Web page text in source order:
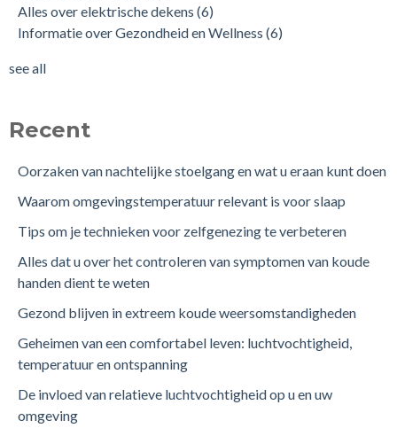
Alles over elektrische dekens (6)
Informatie over Gezondheid en Wellness (6)
see all
Recent
Oorzaken van nachtelijke stoelgang en wat u eraan kunt doen
Waarom omgevingstemperatuur relevant is voor slaap
Tips om je technieken voor zelfgenezing te verbeteren
Alles dat u over het controleren van symptomen van koude
handen dient te weten
Gezond blijven in extreem koude weersomstandigheden
Geheimen van een comfortabel leven: luchtvochtigheid,
temperatuur en ontspanning
De invloed van relatieve luchtvochtigheid op u en uw
omgeving